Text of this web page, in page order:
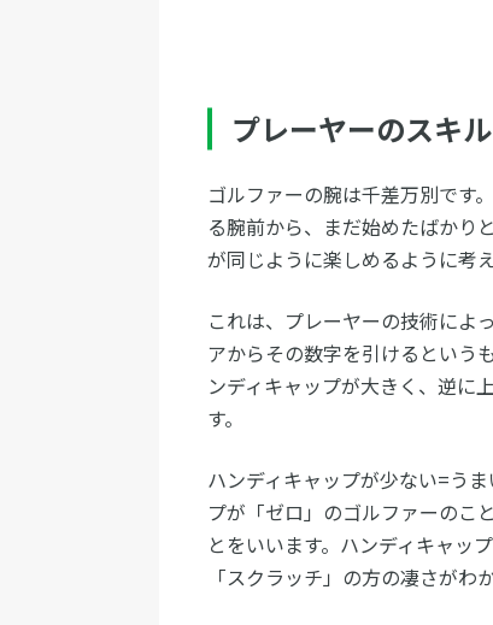
プレーヤーのスキ
ゴルファーの腕は千差万別です
る腕前から、まだ始めたばかり
が同じように楽しめるように考
これは、プレーヤーの技術によ
アからその数字を引けるという
ンディキャップが大きく、逆に
す。
ハンディキャップが少ない=う
プが「ゼロ」のゴルファーのこ
とをいいます。ハンディキャッ
「スクラッチ」の方の凄さがわ